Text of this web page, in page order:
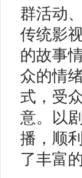
群活动
传统影
的故事
众的情
式，受
意。以
播，顺
了丰富